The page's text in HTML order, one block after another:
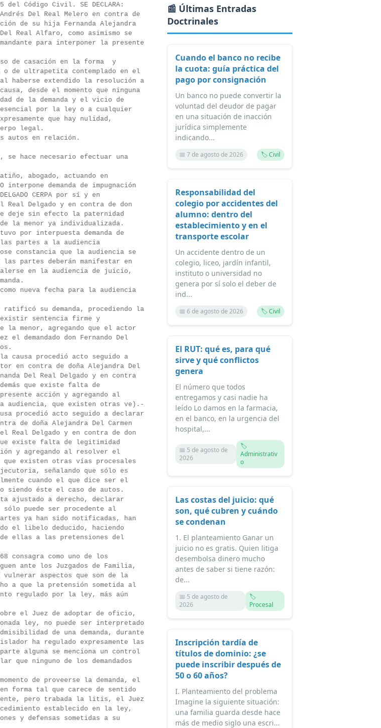
Código Civil. SE DECLARA:
Del Real Melero en contra de
de su hija Fernanda Alejandra
Real Alfaro, como asimismo se
para interponer la presente
de casación en la forma y
o de ultrapetita contemplado en el
haberse extendido la resolución a
desde el momento que ninguna
de la demanda y el vicio de
por la ley o a cualquier
que hay nulidad,
legal.
autos en relación.
se hace necesario efectuar una
abogado, actuando en
interpone demanda de impugnación
CERPA por sí y en
Real Delgado y en contra de don
se deje sin efecto la paternidad
la menor ya individualizada.
por interpuesta demanda de
partes a la audiencia
constancia que la audiencia se
partes deberán manifestar en
en la audiencia de juicio,
nueva fecha para la audiencia
su demanda, procediendo la
existir sentencia firme y
menor, agregando que el actor
demandado don Fernando Del
causa procedió acto seguido a
en contra de doña Alejandra Del
Del Real Delgado y en contra
que existe falta de
acción y agregando al
audiencia, que existen otras ve).-
procedió acto seguido a declarar
de doña Alejandra Del Carmen
Real Delgado y en contra de don
existe falta de legitimidad
y agregando al resolver el
existen otras vías procesales
señalando que sólo es
cuando el que dice ser el
siendo éste el caso de autos.
ajustado a derecho, declarar
sólo puede ser procedente al
ya han sido notificadas, han
el libelo deducido, haciendo
ellas a las pretensiones del
consagra como uno de los
ante los Juzgados de Familia,
aspectos que son de la
a que la pretensión sometida al
regulado por la ley, más aún
el Juez de adoptar de oficio,
ley, no puede ser interpretado
de una demanda, durante
ha regulado expresamente las
alguna se menciona un control
que ninguno de los demandados
de proveerse la demanda, el
forma tal que carece de sentido
pero trabada la litis, el Juez
establecido en la ley,
y defensas sometidas a su
📰 Últimas Entradas
Doctrinales
Cuando el banco no recibe
la cuota: guía práctica del
pago por consignación
Un banco no puede convertir la
voluntad del deudor de pagar
en una situación de inacción
jurídica simplemente
indicando...
📅 7 de agosto de 2026 🏷️ Civil
Responsabilidad del
colegio por accidentes del
alumno: dentro del
establecimiento y en el
transporte escolar
Un accidente dentro de un
colegio, liceo, jardín infantil,
instituto o universidad no
genera por sí solo el deber de
ind...
📅 6 de agosto de 2026 🏷️ Civil
El RUT: qué es, para qué
sirve y qué conflictos
genera
El número que todos
entregamos y casi nadie ha
leído Lo damos en la farmacia,
en el banco, en la urgencia del
hospital,...
📅 5 de agosto de
2026
🏷️
Administrativ
o
Las costas del juicio: qué
son, qué cubren y cuándo
se condenan
1. El planteamiento Ganar un
juicio no es gratis. Quien litiga
desembolsa dinero mucho
antes de saber si tiene razón:
de...
📅 5 de agosto de
2026
🏷️
Procesal
Inscripción tardía de
títulos de dominio: ¿se
puede inscribir después de
50 o 60 años?
I. Planteamiento del problema
Imagine la siguiente situación:
una familia guarda desde hace
más de medio siglo una escri...